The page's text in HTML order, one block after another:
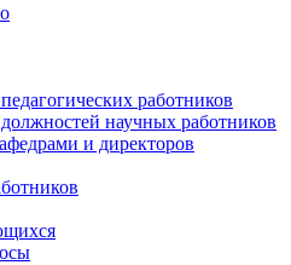
работников
научных работников
и директоров